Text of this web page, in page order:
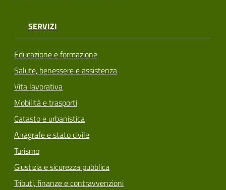
SERVIZI
Educazione e formazione
Salute, benessere e assistenza
Vita lavorativa
Mobilità e trasporti
Catasto e urbanistica
Anagrafe e stato civile
Turismo
Giustizia e sicurezza pubblica
Tributi, finanze e contravvenzioni